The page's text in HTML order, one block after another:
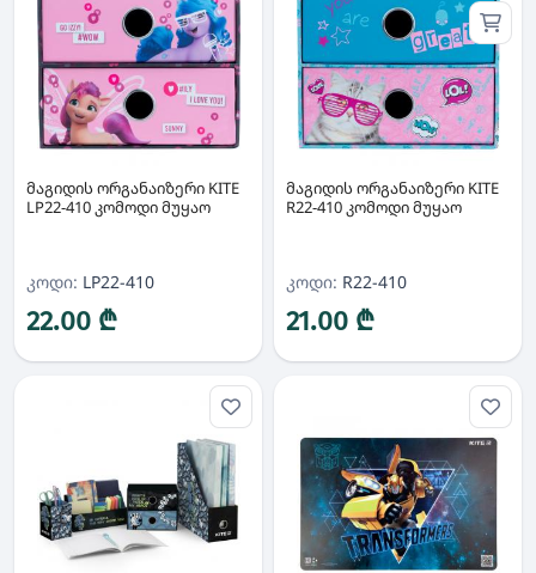
მაგიდის ორგანაიზერი KITE
LP22-410 კომოდი მუყაო
კოდი: LP22-410
22.00 ₾
მაგიდის ორგანაიზერი KITE
R22-410 კომოდი მუყაო
კოდი: R22-410
21.00 ₾